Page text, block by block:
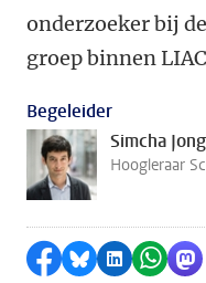
onderzoeker bij
groep binnen
Begeleider
Simcha
Hoogleraar
Delen op Facebook
Delen viaDelen op
Delen